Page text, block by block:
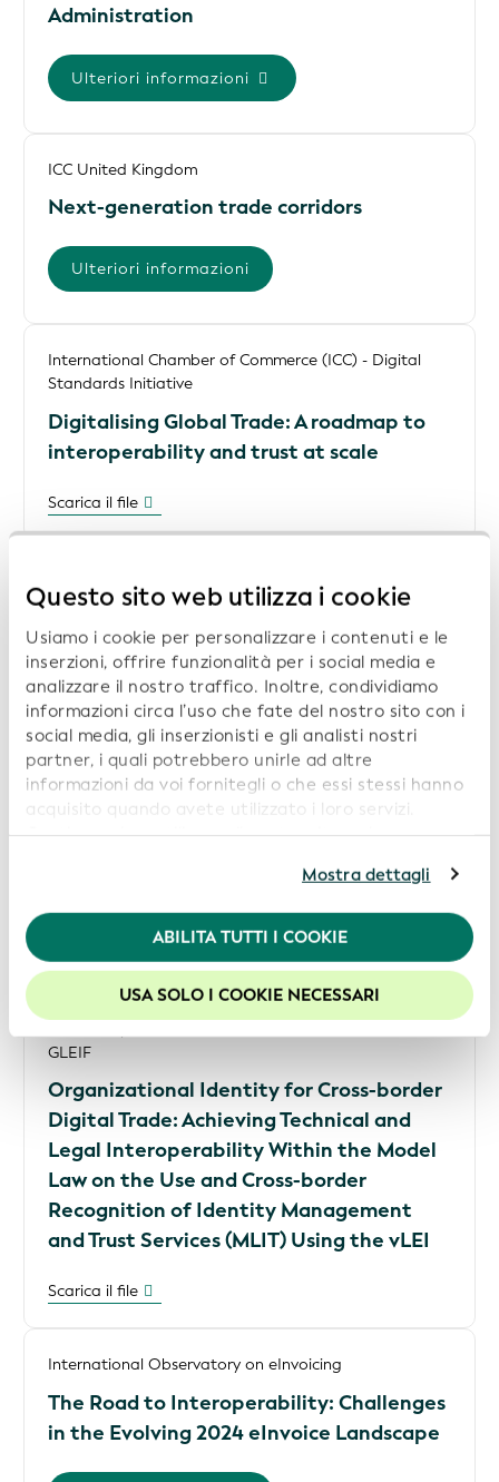
Questo sito web utilizza i cookie
Usiamo i cookie per personalizzare i contenuti e le
inserzioni, offrire funzionalità per i social media e
analizzare il nostro traffico. Inoltre, condividiamo
informazioni circa l’uso che fate del nostro sito con i
social media, gli inserzionisti e gli analisti nostri
partner, i quali potrebbero unirle ad altre
informazioni da voi fornitegli o che essi stessi hanno
acquisito quando avete utilizzato i loro servizi.
Continuando a utilizzare il nostro sito web,
informazioni, siete pregati di consultare la nostra
Politica in materia di privacy.
Per usufruire della migliore esperienza sul nostro sito
web, consigliamo di lasciare i cookie abilitati.
Mostra dettagli
ABILITA TUTTI I COOKIE
USA SOLO I COOKIE NECESSARI
Administration
Ulteriori informazioni
ICC United Kingdom
Next-generation trade corridors
Ulteriori informazioni
International Chamber of Commerce (ICC) - Digital
Standards Initiative
Digitalising Global Trade: A roadmap to
interoperability and trust at scale
Scarica il file
(ICISA)
The ICISA Insider – July 2025
Ulteriori informazioni
United Nations Economic Commission for Europe
(UNECE)
United Nations Network of Experts of Paperless Trade
GLEIF
Organizational Identity for Cross-border
Digital Trade: Achieving Technical and
Legal Interoperability Within the Model
Law on the Use and Cross-border
Recognition of Identity Management
and Trust Services (MLIT) Using the vLEI
Scarica il file
International Observatory on eInvoicing
The Road to Interoperability: Challenges
in the Evolving 2024 eInvoice Landscape